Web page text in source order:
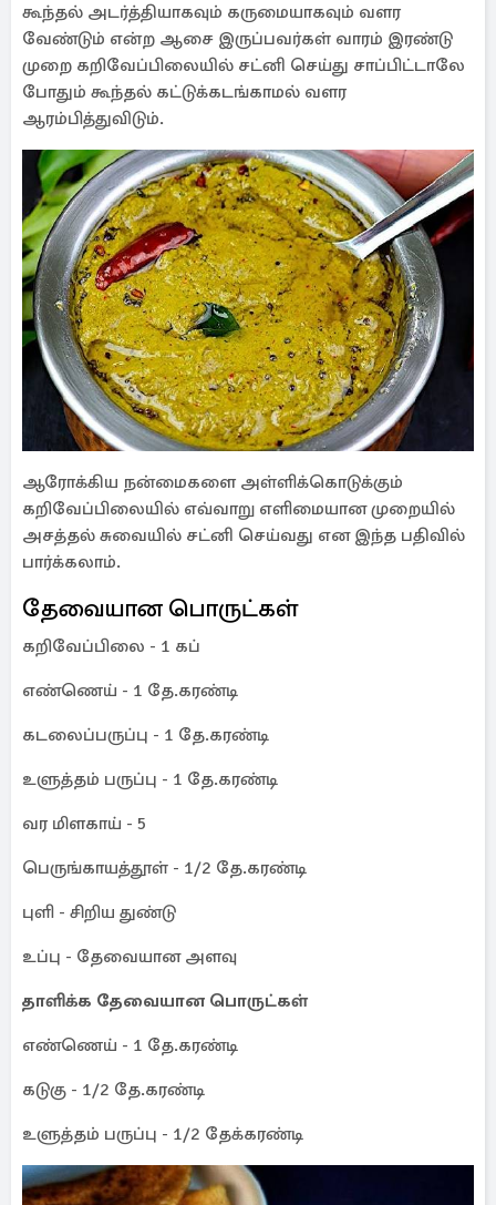
கூந்தல் அடர்த்தியாகவும் கருமையாகவும் வளர
வேண்டும் என்ற ஆசை இருப்பவர்கள் வாரம் இரண்டு
முறை கறிவேப்பிலையில் சட்னி செய்து சாப்பிட்டாலே
போதும் கூந்தல் கட்டுக்கடங்காமல் வளர
ஆரம்பித்துவிடும்.
ஆரோக்கிய நன்மைகளை அள்ளிக்கொடுக்கும்
கறிவேப்பிலையில் எவ்வாறு எளிமையான முறையில்
அசத்தல் சுவையில் சட்னி செய்வது என இந்த பதிவில்
பார்க்கலாம்.
தேவையான பொருட்கள்
கறிவேப்பிலை - 1 கப்
எண்ணெய் - 1 தே.கரண்டி
கடலைப்பருப்பு - 1 தே.கரண்டி
உளுத்தம் பருப்பு - 1 தே.கரண்டி
வர மிளகாய் - 5
பெருங்காயத்தூள் - 1/2 தே.கரண்டி
புளி - சிறிய துண்டு
உப்பு - தேவையான அளவு
தாளிக்க தேவையான பொருட்கள்
எண்ணெய் - 1 தே.கரண்டி
கடுகு - 1/2 தே.கரண்டி
உளுத்தம் பருப்பு - 1/2 தேக்கரண்டி